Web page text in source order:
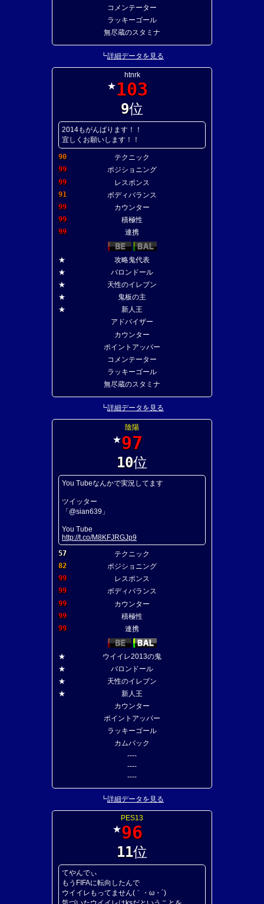
コメンテーター
ラッキーゴール
無尽蔵のスタミナ
┗詳細データを見る
htnrk
★103
9位
2014もがんばります！！
宜しくお願いします！！
90
テクニック
99
ポジショニング
99
レスポンス
91
ボディバランス
99
カウンター
99
積極性
99
連携
★
攻略鬼代表
★
バロンドール
★
天性のイレブン
★
鬼板の主
★
新人王
アドバイザー
カウンター
ポイントアッパー
コメンテーター
ラッキーゴール
無尽蔵のスタミナ
┗詳細データを見る
陰陽
★97
10位
You Tubeなんかで実況してます
ツイッター
「@sian639」
You Tube
http://t.co/M8KFJRGJp9
57
テクニック
82
ポジショニング
99
レスポンス
99
ボディバランス
99
カウンター
99
積極性
99
連携
★
ウイイレ2013の鬼
★
バロンドール
★
天性のイレブン
★
新人王
カウンター
ポイントアッパー
ラッキーゴール
カムバック
----
----
----
┗詳細データを見る
PES13
★96
11位
てやんでぃ
もうFIFAに転向したんで
ウイイレもってません(｀・ω・´)